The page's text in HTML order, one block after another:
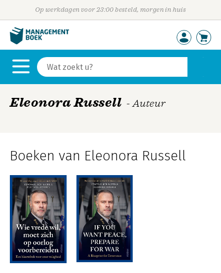
Op werkdagen voor 23:00 besteld, morgen in huis
Eleonora Russell - Auteur
Boeken van Eleonora Russell